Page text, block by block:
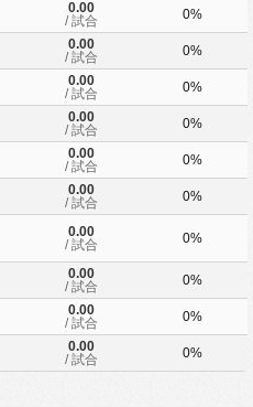
0.00
/ 試合
0%
0.00
/ 試合
0%
0.00
/ 試合
0%
0.00
/ 試合
0%
0.00
/ 試合
0%
0.00
/ 試合
0%
0.00
/ 試合
0%
0.00
/ 試合
0%
0.00
/ 試合
0%
0.00
/ 試合
0%